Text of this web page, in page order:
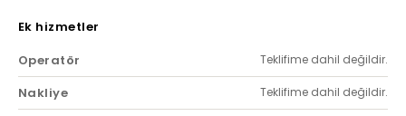
Ek hizmetler
Operatör
Teklifime dahil değildir.
Nakliye Teklifime dahil değildir.